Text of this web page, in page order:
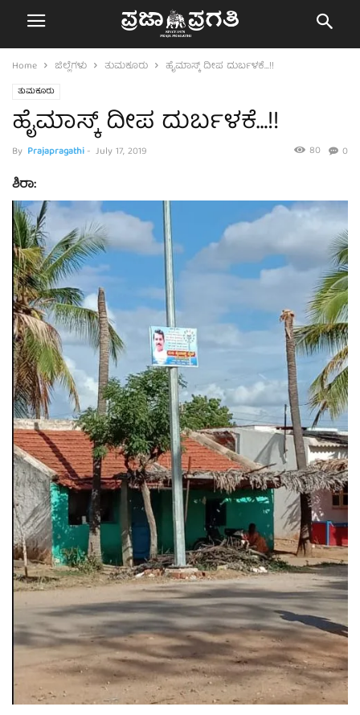
Home ಜಿಲ್ಲೆಗಳು ತುಮಕೂರು ಹೈಮಾಸ್ಕ್ ದೀಪ ದುರ್ಬಳಕೆ…!!
ತುಮಕೂರು
ಹೈಮಾಸ್ಕ್ ದೀಪ ದುರ್ಬಳಕೆ…!!
By Prajapragathi- July 17, 2019 0
80
ಶಿರಾ: